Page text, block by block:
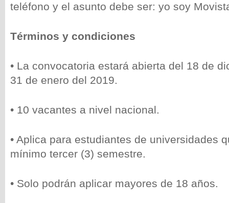
teléfono y el asunto debe ser: yo soy
Términos y condiciones
• La convocatoria estará abierta del 18 de
31 de enero del 2019.
• 10 vacantes a nivel nacional.
• Aplica para estudiantes de universidades
mínimo tercer (3) semestre.
• Solo podrán aplicar mayores de 18 años.